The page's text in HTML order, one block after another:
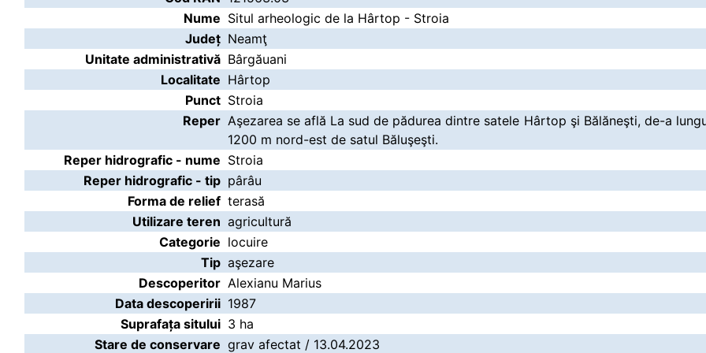
Nume Situl arheologic de la Hârtop - Stroia
Județ Neamţ
Unitate administrativă Bârgăuani
Localitate Hârtop
Punct Stroia
Reper Aşezarea se află La sud de pădurea dintre satele Hârtop şi Bălăneşti, de-a
1200 m nord-est de satul Băluşeşti.
Reper hidrografic - nume Stroia
Reper hidrografic - tip pârâu
Forma de relief terasă
Utilizare teren agricultură
Categorie locuire
Tip aşezare
Descoperitor Alexianu Marius
Data descoperirii 1987
Suprafața sitului 3 ha
Stare de conservare grav afectat / 13.04.2023